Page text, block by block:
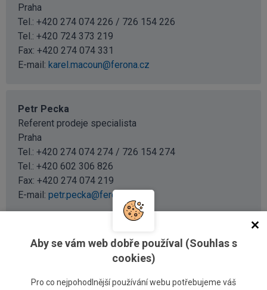
Praha
Tel.: +420 274 074 226 / 726 154 226
Tel.: +420 724 373 219
Fax: +420 274 074 331
E-mail: karel.macoun@ferona.cz
Petr Pecka
Referent prodeje specialista
Praha
Tel.: +420 274 074 274 / 726 154 274
Tel.: +420 602 306 826
Fax: +420 274 074 219
E-mail: petr.pecka@ferona.cz
Severní Čechy
Aby se vám web dobře používal (Souhlas s
cookies)
Pro co nejpohodlnější používání webu potřebujeme váš